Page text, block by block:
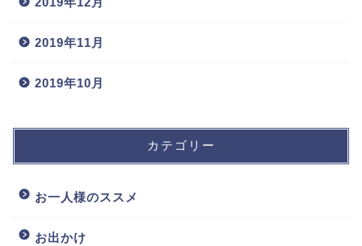
2019年11月
2019年10月
カテゴリー
お一人様のススメ
お出かけ